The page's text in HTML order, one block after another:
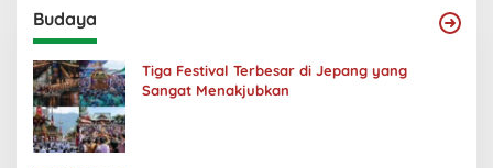
Budaya
Tiga Festival Terbesar di Jepang yang
Sangat Menakjubkan